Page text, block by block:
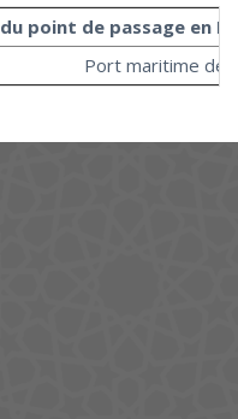
point de passage en
Port maritime de